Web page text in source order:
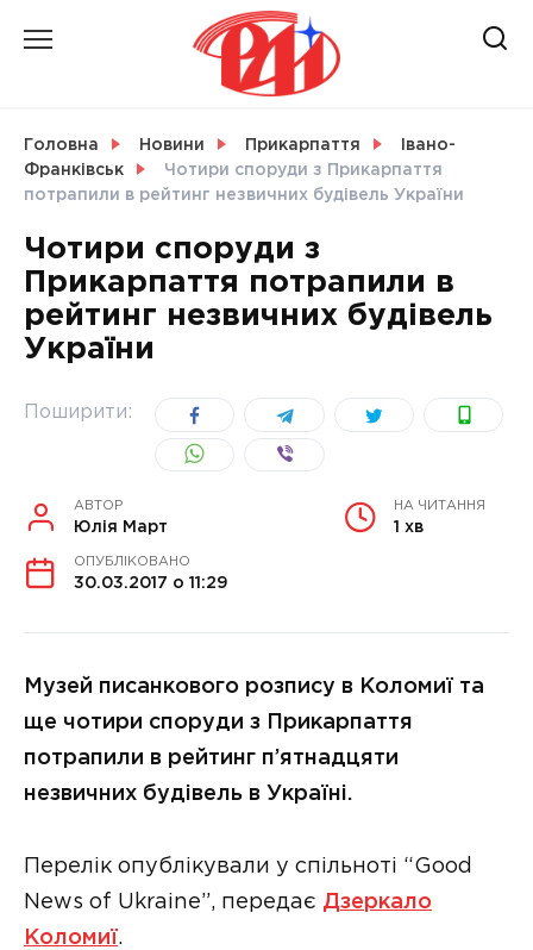
СВІТ
УКРАЇНА
Головна Новини Прикарпаття
Івано-
Франківськ
Чотири споруди з Прикарпаття
потрапили в рейтинг незвичних будівель України
Чотири споруди з
Прикарпаття потрапили в
рейтинг незвичних будівель
України
Поширити:
АВТОР
Юлія Март
НА ЧИТАННЯ
1 хв
ОПУБЛІКОВАНО
30.03.2017 о 11:29
Музей писанкового розпису в Коломиї та
ще чотири споруди з Прикарпаття
потрапили в рейтинг п’ятнадцяти
незвичних будівель в Україні.
Перелік опублікували у спільноті “Good
News of Ukraine”, передає Дзеркало
Коломиї.